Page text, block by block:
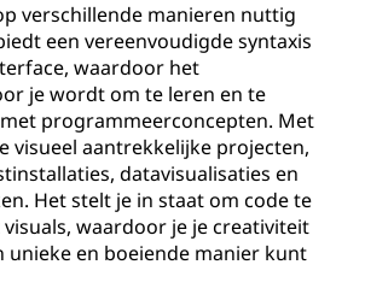
verschillende manieren nuttig
een vereenvoudigde syntaxis
waardoor het
je wordt om te leren en te
programmeerconcepten. Met
visueel aantrekkelijke projecten,
datavisualisaties en
Het stelt je in staat om code te
waardoor je je creativiteit
unieke en boeiende manier kunt